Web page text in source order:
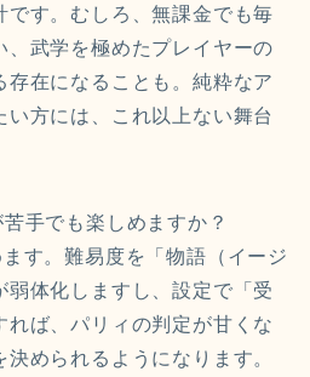
です。むしろ、無課金でも毎
、武学を極めたプレイヤーの
在になることも。純粋なア
い方には、これ以上ない舞台
手でも楽しめますか？
す。難易度を「物語（イージ
弱体化しますし、設定で「受
れば、パリィの判定が甘くな
められるようになります。